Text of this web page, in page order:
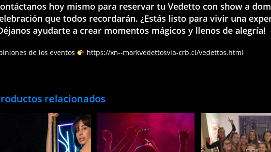
hoy mismo para reservar tu Vedetto con show a
que todos recordarán. ¿Estás listo para vivir una
ayudarte a crear momentos mágicos y llenos de alegría!
de los eventos https://xn--markvedettosvia-crb.cl/vedettos.html
relacionados